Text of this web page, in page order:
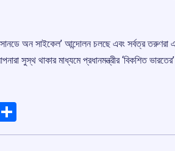
সানডে অন সাইকেল’ আন্দোলন চলছে এবং সর্বত্র
সুস্থ থাকার মাধ্যমে প্রধানমন্ত্রীর ‘বিকশিত